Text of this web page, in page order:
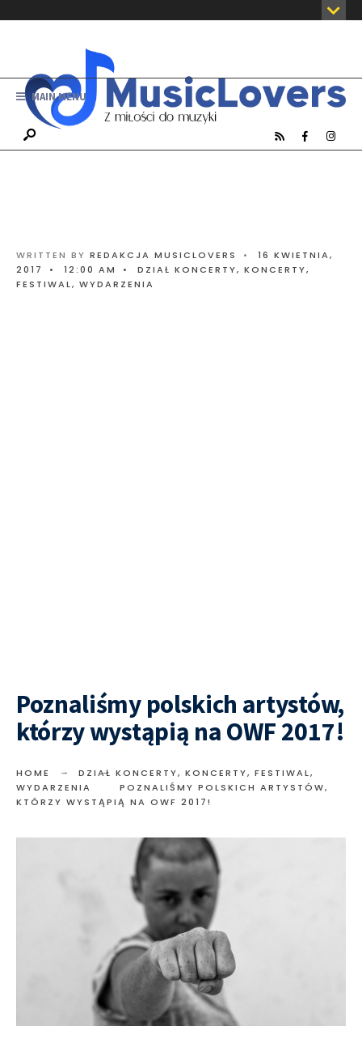
MAIN MENU
WRITTEN BY REDAKCJA MUSICLOVERS •
16 KWIETNIA,
2017
• 12:00 AM • DZIAŁ KONCERTY, KONCERTY,
FESTIWAL, WYDARZENIA
Poznaliśmy polskich artystów,
którzy wystąpią na OWF 2017!
HOME DZIAŁ KONCERTY, KONCERTY, FESTIWAL,
WYDARZENIA
POZNALIŚMY POLSKICH ARTYSTÓW,
KTÓRZY WYSTĄPIĄ NA OWF 2017!